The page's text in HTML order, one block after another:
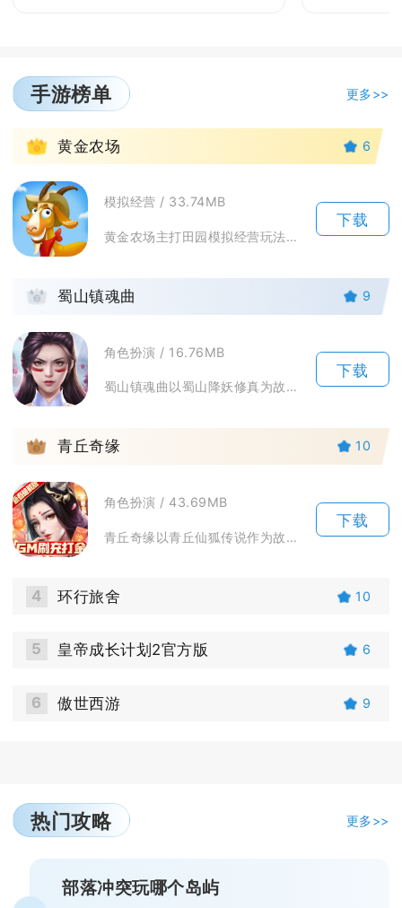
手游榜单 更多>>
1 黄金农场 6
模拟经营 / 33.74MB
黄金农场主打田园模拟经营玩法，兼顾种地养殖、订单经营与闯关玩法，适配碎片化游玩。手机端操作...
下载
2 蜀山镇魂曲 9
角色扮演 / 16.76MB
蜀山镇魂曲以蜀山降妖修真为故事主线，玩家扮演初入仙途的修士，在各类秘境副本里收服妖物、打磨...
下载
3 青丘奇缘 10
角色扮演 / 43.69MB
青丘奇缘以青丘仙狐传说作为故事基底，打造3D国风仙侠开放世界。玩家将踏入三界仙境，跟随主线...
下载
4 环行旅舍 10
5 皇帝成长计划2官方版 6
6 傲世西游 9
热门攻略 更多>>
部落冲突玩哪个岛屿